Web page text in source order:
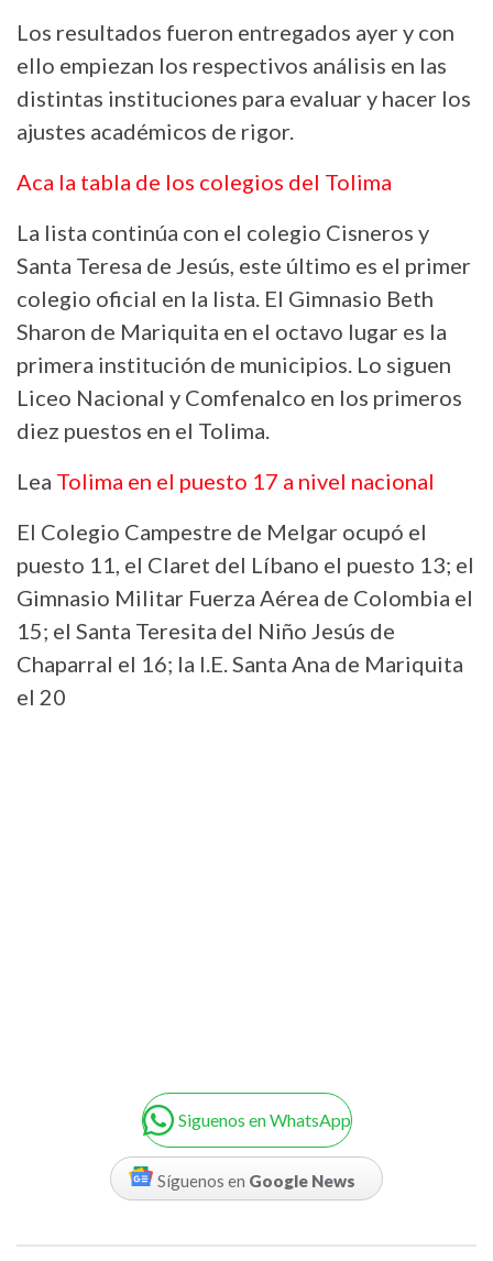
Los resultados fueron entregados ayer y con
ello empiezan los respectivos análisis en las
distintas instituciones para evaluar y hacer los
ajustes académicos de rigor.
Aca la tabla de los colegios del Tolima
La lista continúa con el colegio Cisneros y
Santa Teresa de Jesús, este último es el primer
colegio oficial en la lista. El Gimnasio Beth
Sharon de Mariquita en el octavo lugar es la
primera institución de municipios. Lo siguen
Liceo Nacional y Comfenalco en los primeros
diez puestos en el Tolima.
Lea Tolima en el puesto 17 a nivel nacional
El Colegio Campestre de Melgar ocupó el
puesto 11, el Claret del Líbano el puesto 13; el
Gimnasio Militar Fuerza Aérea de Colombia el
15; el Santa Teresita del Niño Jesús de
Chaparral el 16; la I.E. Santa Ana de Mariquita
el 20
Siguenos en WhatsApp
Síguenos en Google News